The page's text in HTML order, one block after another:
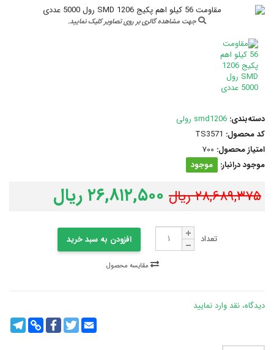
جهت مشاهده گالری بر روی تصاویر کلیک نمایید.
دسته‌بندی: smd1206 رولی
کد محصول: TS3571
امتیاز محصول: 700
موجود درانبار:
موجود
۲۸,۶۸۹,۳۷۵ ریال ۲۶,۸۱۲,۵۰۰ ریال
تعداد افزودن به سبد خرید
دیدگاه، نقد وارد نمایید
Copy
Link
FacebookTwitterEmail